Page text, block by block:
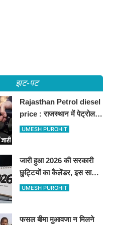
झट-पट
Rajasthan Petrol diesel
price : राजस्थान में पेट्रोल-
डीजल की कीमतें जारी, जानिए
UMESH PUROHIT
जारी हुआ 2026 की सरकारी
छुट्टियों का कैलेंडर, इस साल
कई बार मिलेगा लगातार
UMESH PUROHIT
फसल बीमा मुआवजा न मिलने